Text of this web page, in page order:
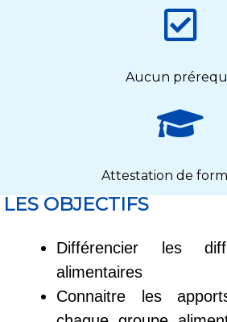
Aucun
Attestation de
LES OBJECTIFS
Différencier les
alimentaires
Connaitre les